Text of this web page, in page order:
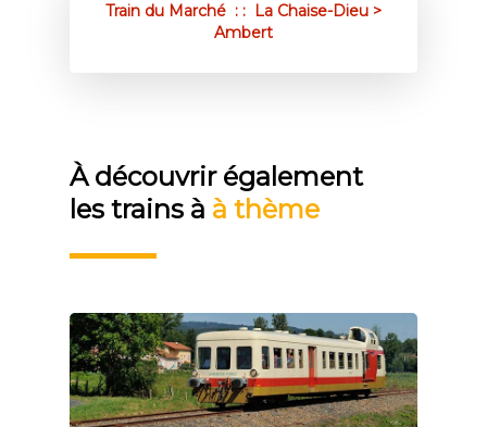
Train du Marché : : La Chaise-Dieu >
Ambert
À découvrir également
les trains à à thème